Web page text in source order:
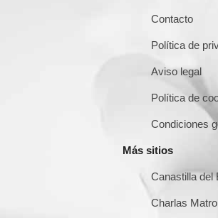
Contacto
Política de
Aviso legal
Política de
Condiciones
Más sitios
Canastilla del
Charlas